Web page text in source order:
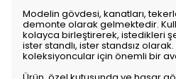
Modelin gövdesi, kanatları,
demonte olarak gelmektedir.
kolayca birleştirerek, istedikleri
ister standlı, ister standsız
koleksiyoncular için önemli bir